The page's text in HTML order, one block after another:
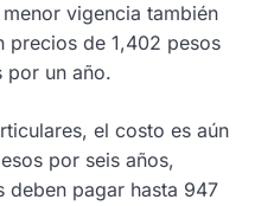
vigencia también
precios de 1,402 pesos
por un año.
el costo es aún
por seis años,
deben pagar hasta 947